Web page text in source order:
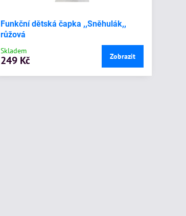
Funkční dětská čapka ,,Sněhulák,,
růžová
Skladem
249 Kč Zobrazit